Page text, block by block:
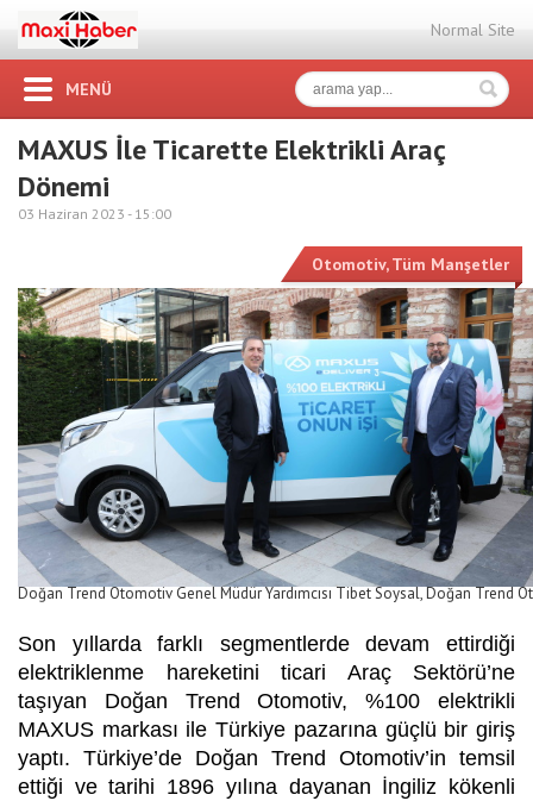
Normal Site
MENÜ
MAXUS İle Ticarette Elektrikli Araç
Dönemi
03 Haziran 2023 - 15:00
Otomotiv,Tüm Manşetler
Doğan Trend Otomotiv Genel Müdür Yardımcısı Tibet Soysal, Doğan Trend
Son yıllarda farklı segmentlerde devam ettirdiği
elektriklenme hareketini ticari Araç Sektörü’ne
taşıyan Doğan Trend Otomotiv, %100 elektrikli
MAXUS markası ile Türkiye pazarına güçlü bir giriş
yaptı. Türkiye’de Doğan Trend Otomotiv’in temsil
ettiği ve tarihi 1896 yılına dayanan İngiliz kökenli